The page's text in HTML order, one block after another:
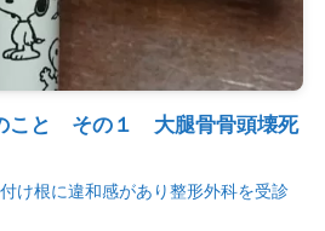
こと その１ 大腿骨骨頭壊死
け根に違和感があり整形外科を受診